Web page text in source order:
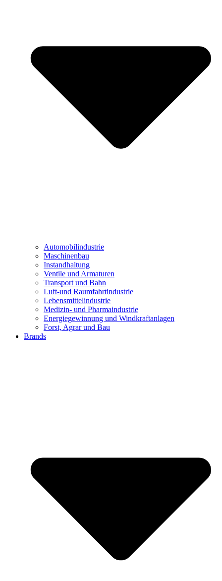
Automobilindustrie
Maschinenbau
Instandhaltung
Ventile und Armaturen
Transport und Bahn
Luft-und Raumfahrtindustrie
Lebensmittelindustrie
Medizin- und Pharmaindustrie
Energiegewinnung und Windkraftanlagen
Forst, Agrar und Bau
Brands